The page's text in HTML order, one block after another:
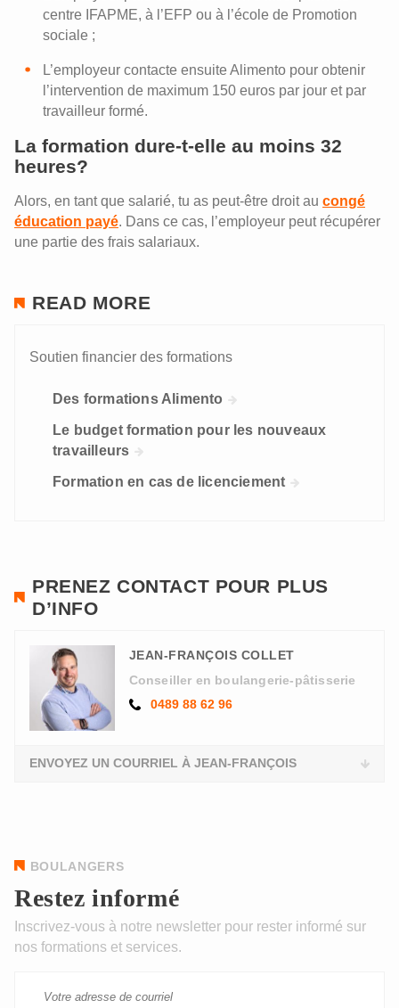
centre IFAPME, à l’EFP ou à l’école de Promotion
sociale ;
L’employeur contacte ensuite Alimento pour obtenir
l’intervention de maximum 150 euros par jour et par
travailleur formé.
La formation dure-t-elle au moins 32
heures?
Alors, en tant que salarié, tu as peut-être droit au congé
éducation payé. Dans ce cas, l’employeur peut récupérer
une partie des frais salariaux.
READ MORE
Soutien financier des formations
Des formations Alimento
Le budget formation pour les nouveaux
travailleurs
Formation en cas de licenciement
PRENEZ CONTACT POUR PLUS
D’INFO
JEAN-FRANÇOIS COLLET
Conseiller en boulangerie-pâtisserie
0489 88 62 96
ENVOYEZ UN COURRIEL À JEAN-FRANÇOIS
Restez informé
BOULANGERS
Inscrivez-vous à notre newsletter pour rester informé sur
nos formations et services.